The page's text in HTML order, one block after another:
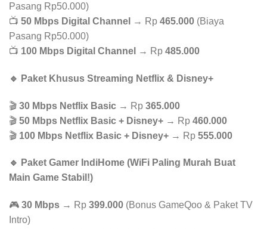
Pasang Rp50.000)
📺 50 Mbps Digital Channel → Rp 465.000 (Biaya
Pasang Rp50.000)
📺 100 Mbps Digital Channel → Rp 485.000
🔹 Paket Khusus Streaming Netflix & Disney+
🎬 30 Mbps Netflix Basic → Rp 365.000
🎬 50 Mbps Netflix Basic + Disney+ → Rp 460.000
🎬 100 Mbps Netflix Basic + Disney+ → Rp 555.000
🔹 Paket Gamer IndiHome (WiFi Paling Murah Buat
Main Game Stabil!)
🎮 30 Mbps → Rp 399.000 (Bonus GameQoo & Paket TV
Intro)